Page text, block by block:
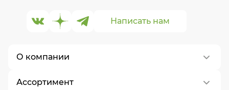
О компании
О нас
Ассортимент
Написать нам